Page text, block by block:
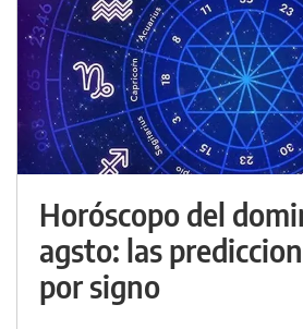
Horóscopo del
agsto: las
por signo